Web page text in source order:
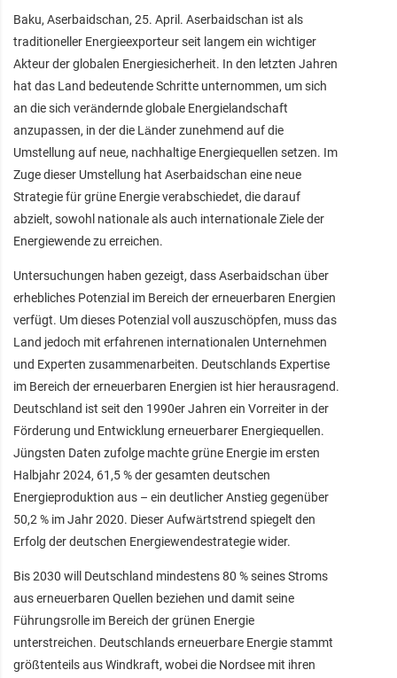
Baku, Aserbaidschan, 25. April. Aserbaidschan ist als
traditioneller Energieexporteur seit langem ein wichtiger
Akteur der globalen Energiesicherheit. In den letzten Jahren
hat das Land bedeutende Schritte unternommen, um sich
an die sich verändernde globale Energielandschaft
anzupassen, in der die Länder zunehmend auf die
Umstellung auf neue, nachhaltige Energiequellen setzen. Im
Zuge dieser Umstellung hat Aserbaidschan eine neue
Strategie für grüne Energie verabschiedet, die darauf
abzielt, sowohl nationale als auch internationale Ziele der
Energiewende zu erreichen.
Untersuchungen haben gezeigt, dass Aserbaidschan über
erhebliches Potenzial im Bereich der erneuerbaren Energien
verfügt. Um dieses Potenzial voll auszuschöpfen, muss das
Land jedoch mit erfahrenen internationalen Unternehmen
und Experten zusammenarbeiten. Deutschlands Expertise
im Bereich der erneuerbaren Energien ist hier herausragend.
Deutschland ist seit den 1990er Jahren ein Vorreiter in der
Förderung und Entwicklung erneuerbarer Energiequellen.
Jüngsten Daten zufolge machte grüne Energie im ersten
Halbjahr 2024, 61,5 % der gesamten deutschen
Energieproduktion aus – ein deutlicher Anstieg gegenüber
50,2 % im Jahr 2020. Dieser Aufwärtstrend spiegelt den
Erfolg der deutschen Energiewendestrategie wider.
Bis 2030 will Deutschland mindestens 80 % seines Stroms
aus erneuerbaren Quellen beziehen und damit seine
Führungsrolle im Bereich der grünen Energie
unterstreichen. Deutschlands erneuerbare Energie stammt
größtenteils aus Windkraft, wobei die Nordsee mit ihren